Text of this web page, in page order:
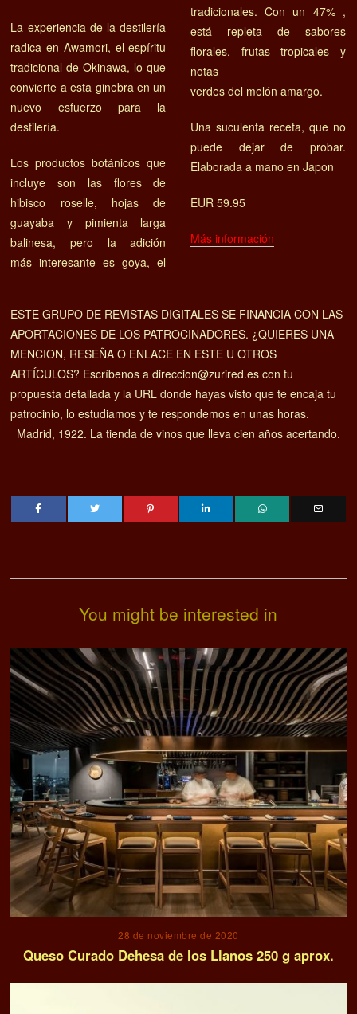
La experiencia de la destilería
radica en Awamori, el espíritu
tradicional de Okinawa, lo que
convierte a esta ginebra en un
nuevo esfuerzo para la
destilería.
Los productos botánicos que
incluye son las flores de
hibisco roselle, hojas de
guayaba y pimienta larga
balinesa, pero la adición
más interesante es goya, el
tradicionales. Con un 47% ,
está repleta de sabores
florales, frutas tropicales y
notas
verdes del melón amargo.
Una suculenta receta, que no
puede dejar de probar.
Elaborada a mano en Japon
EUR 59.95
Más información
ESTE GRUPO DE REVISTAS DIGITALES SE FINANCIA CON LAS
APORTACIONES DE LOS PATROCINADORES. ¿QUIERES UNA
MENCION, RESEÑA O ENLACE EN ESTE U OTROS
ARTÍCULOS? Escríbenos a direccion@zurired.es con tu
propuesta detallada y la URL donde hayas visto que te encaja tu
patrocinio, lo estudiamos y te respondemos en unas horas.
Madrid, 1922. La tienda de vinos que lleva cien años acertando.
You might be interested in
28 de noviembre de 2020
Queso Curado Dehesa de los Llanos 250 g aprox.